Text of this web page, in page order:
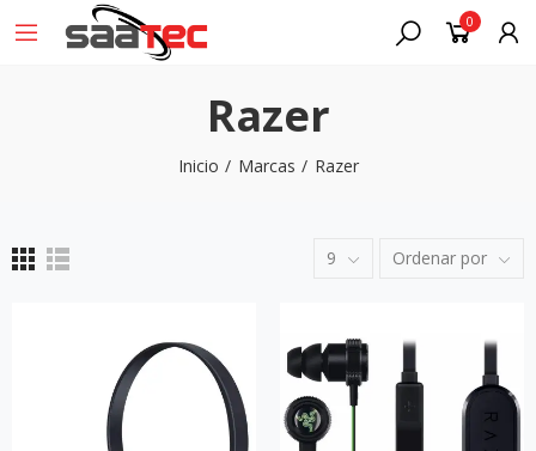
0
Razer
Inicio Marcas Razer
9 Ordenar por